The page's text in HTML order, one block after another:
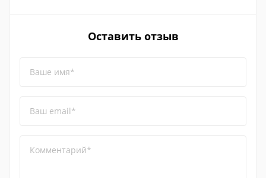
Оставить отзыв
Ваше имя*
Ваш email*
Комментарий*